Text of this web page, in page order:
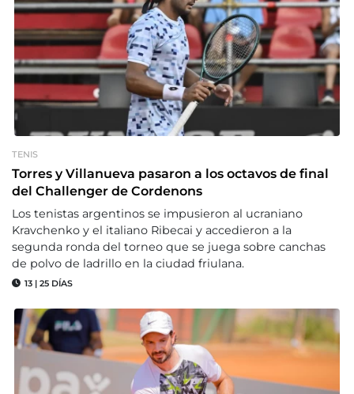
TENIS
Torres y Villanueva pasaron a los octavos de final
del Challenger de Cordenons
Los tenistas argentinos se impusieron al ucraniano
Kravchenko y el italiano Ribecai y accedieron a la
segunda ronda del torneo que se juega sobre canchas
de polvo de ladrillo en la ciudad friulana.
13 | 25 DÍAS